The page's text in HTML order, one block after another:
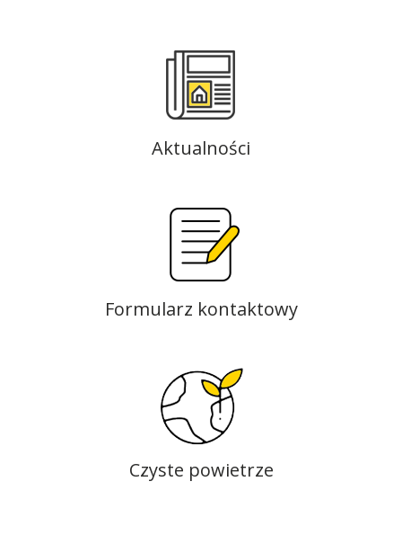
Aktualności
Formularz kontaktowy
Czyste powietrze